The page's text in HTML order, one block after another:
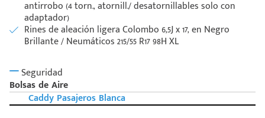
antirrobo (4 torn., atornill./ desatornillables solo con
adaptador)
Rines de aleación ligera Colombo 6,5J x 17, en Negro
Brillante / Neumáticos 215/55 R17 98H XL
Seguridad
Bolsas de Aire
Caddy Pasajeros Blanca